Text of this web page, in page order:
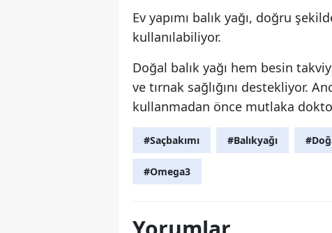
Ev yapımı balık yağı, doğru
kullanılabiliyor.
Doğal balık yağı hem besin
ve tırnak sağlığını destekliyor.
kullanmadan önce mutlaka
#Saçbakımı #Balıkyağı
#Omega3